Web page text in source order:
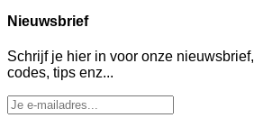
Nieuwsbrief
Schrijf je hier in voor onze
codes, tips enz...